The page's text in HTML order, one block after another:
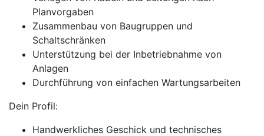
Planvorgaben
Zusammenbau von Baugruppen und
Schaltschränken
Unterstützung bei der Inbetriebnahme von
Anlagen
Durchführung von einfachen Wartungsarbeiten
Dein Profil:
Handwerkliches Geschick und technisches